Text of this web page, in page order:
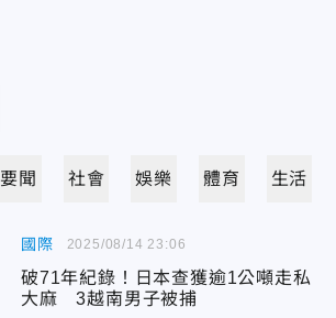
要聞 社會 娛樂 體育 生活
國際
破71年紀錄！日本查獲逾1公噸走私
大麻 3越南男子被捕
2025/08/14 23:06